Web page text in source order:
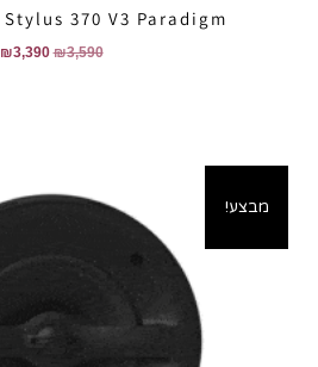
Stylus 370 V3 Paradigm רמקולים לחצר
₪3,590
₪3,390
מבצע!